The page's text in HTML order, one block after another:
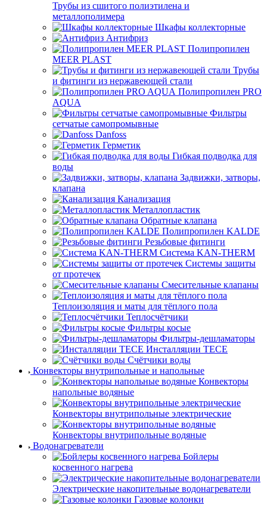
Трубы из сшитого полиэтилена и
металлополимера
Шкафы коллекторные
Антифриз
Полипропилен
MEER PLAST
Трубы
и фитинги из нержавеющей стали
Полипропилен PRO
AQUA
Фильтры
сетчатые самопромывные
Danfoss
Герметик
Гибкая подводка для
воды
Задвижки, затворы,
клапана
Канализация
Металлопластик
Обратные клапана
Полипропилен KALDE
Резьбовые фитинги
Система KAN-THERM
Системы защиты
от протечек
Смесительные клапаны
Теплоизоляция и маты для тёплого пола
Теплосчётчики
Фильтры косые
Фильтры-дешламаторы
Инсталляции TECE
Счётчики воды
Конвекторы внутрипольные и напольные
Конвекторы
напольные водяные
Конвекторы внутрипольные электрические
Конвекторы внутрипольные водяные
Водонагреватели
Бойлеры
косвенного нагрева
Электрические накопительные водонагреватели
Газовые колонки